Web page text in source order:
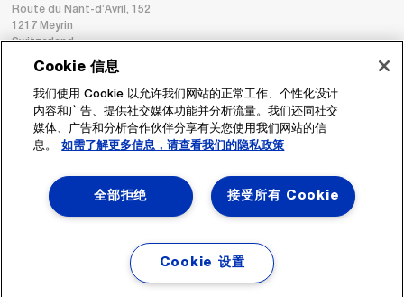
Route du Nant-d’Avril, 152
1217 Meyrin
Switzerland
Fax : +41 22 794 94 78
Cookie 信息
我们使用 Cookie 以允许我们网站的正常工作、个性化设计
内容和广告、提供社交媒体功能并分析流量。我们还同社交
媒体、广告和分析合作伙伴分享有关您使用我们网站的信
息。
如需了解更多信息，请查看我们的隐私政策
接受所有 Cookie
全部拒绝
Cookie 设置